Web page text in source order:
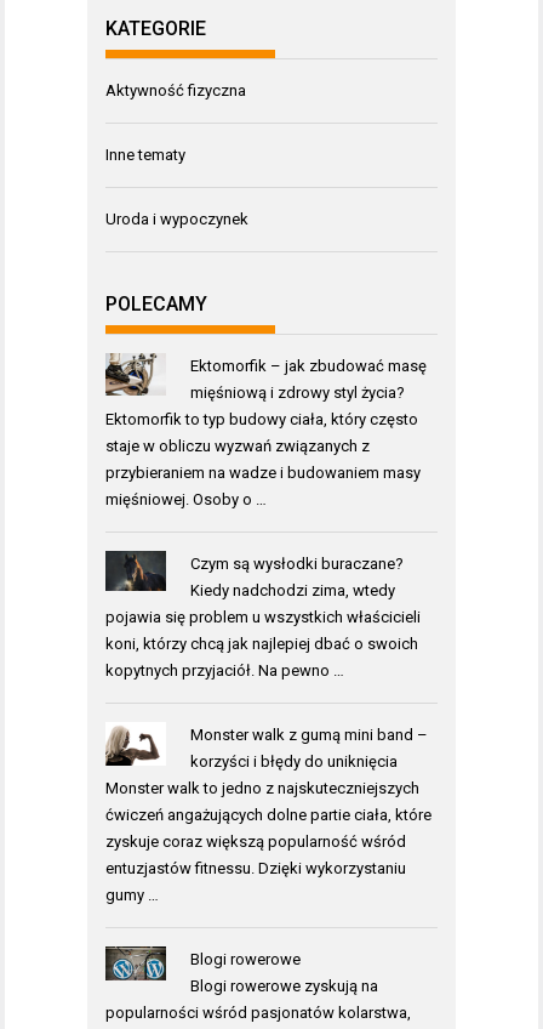
KATEGORIE
Aktywność fizyczna
Inne tematy
Uroda i wypoczynek
POLECAMY
Ektomorfik – jak zbudować masę
mięśniową i zdrowy styl życia?
Ektomorfik to typ budowy ciała, który często
staje w obliczu wyzwań związanych z
przybieraniem na wadze i budowaniem masy
mięśniowej. Osoby o …
Czym są wysłodki buraczane?
Kiedy nadchodzi zima, wtedy
pojawia się problem u wszystkich właścicieli
koni, którzy chcą jak najlepiej dbać o swoich
kopytnych przyjaciół. Na pewno …
Monster walk z gumą mini band –
korzyści i błędy do uniknięcia
Monster walk to jedno z najskuteczniejszych
ćwiczeń angażujących dolne partie ciała, które
zyskuje coraz większą popularność wśród
entuzjastów fitnessu. Dzięki wykorzystaniu
gumy …
Blogi rowerowe
Blogi rowerowe zyskują na
popularności wśród pasjonatów kolarstwa,